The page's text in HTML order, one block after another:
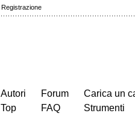
Registrazione
Autori
Top
Forum
FAQ
Carica un
Strumenti